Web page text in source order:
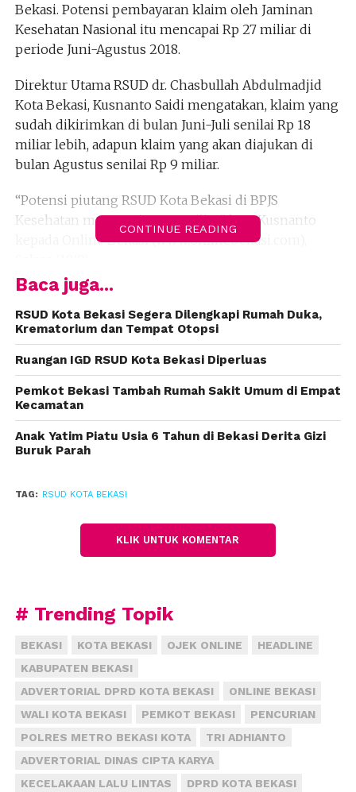
Bekasi. Potensi pembayaran klaim oleh Jaminan
Kesehatan Nasional itu mencapai Rp 27 miliar di
periode Juni-Agustus 2018.
Direktur Utama RSUD dr. Chasbullah Abdulmadjid
Kota Bekasi, Kusnanto Saidi mengatakan, klaim yang
sudah dikirimkan di bulan Juni-Juli senilai Rp 18
miliar lebih, adapun klaim yang akan diajukan di
bulan Agustus senilai Rp 9 miliar.
“Potensi piutang RSUD Kota Bekasi di BPJS
Kesehatan mencapai Rp 27 miliar,” kata Kusnanto
kepada Online Bekasi (www.onlinebekasi.com),
Ia mengatakan tak akan meminjam uang kepada
bank untuk menutup utang BPJS Kesehatan sebagai
biaya operasional rumah sakit yang mencapai Rp 20
miliar setiap bulan. Menurut dia, pihaknya
menggunakan dana jaminan daerah dari Kartu Sehat
berbasis Nomor Induk Kependudukan.
“Kami sudah menjalankan kewajiban, kok malah
disuruh mencari uang sendiri demi menutup biaya
menggunakan KS mencapai Rp 21 miliar. Dana ini
bisa dipakai untuk operasional di bulan ini. Adapun
Rp 44 miliar.
Kusnanto menambahkan, kini pelayananan
demikian, pihaknya tetap melayani pasien pengguna
BPJS meskipun melebihi ketentuan dari BPJS.
“Kami akan tanggung pakai dana KS,” ujarnya.
CONTINUE READING
Baca juga...
RSUD Kota Bekasi Segera Dilengkapi Rumah Duka,
Krematorium dan Tempat Otopsi
Ruangan IGD RSUD Kota Bekasi Diperluas
Pemkot Bekasi Tambah Rumah Sakit Umum di Empat
Kecamatan
Anak Yatim Piatu Usia 6 Tahun di Bekasi Derita Gizi
Buruk Parah
TAG: RSUD KOTA BEKASI
KLIK UNTUK KOMENTAR
# Trending Topik
BEKASI KOTA BEKASI OJEK ONLINE
HEADLINE
KABUPATEN BEKASI
ADVERTORIAL DPRD KOTA BEKASI
ONLINE BEKASI
WALI KOTA BEKASI
PEMKOT BEKASI
PENCURIAN
POLRES METRO BEKASI KOTA
TRI ADHIANTO
ADVERTORIAL DINAS CIPTA KARYA
KECELAKAAN LALU LINTAS
DPRD KOTA BEKASI